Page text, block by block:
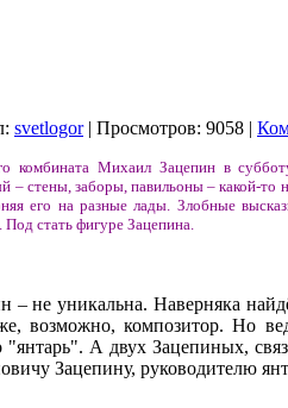
svetlogor| Просмотров: 9058 |
комбината Михаил Зацепин в
стены, заборы, павильоны – какой-то
его на разные лады. Злобные
стать фигуре Зацепина.
не уникальна. Наверняка
возможно, композитор. Но
А двух Зацепиных,
Зацепину, руководителю